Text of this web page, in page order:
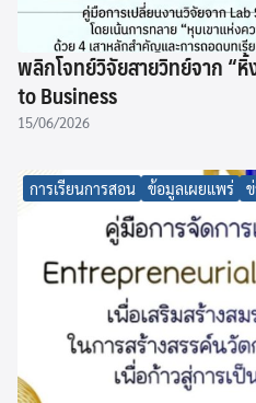
พลิกโจทย์วิจัยสายวิทย์จาก “
to Business
15/06/2026
การเรียนการสอน ข้อมูลเผยแพร่